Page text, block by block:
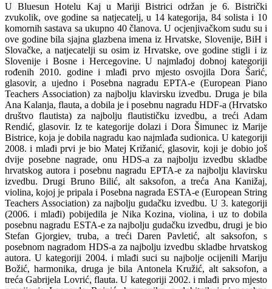
U Bluesun Hotelu Kaj u Mariji Bistrici održan je 6. Bistrički
zvukolik, ove godine sa natjecatelj, u 14 kategorija, 84 solista i 10
komornih sastava sa ukupno 40 članova. U ocjenjivačkom sudu su i
ove godine bila sjajna glazbena imena iz Hrvatske, Slovenije, BiH i
Slovačke, a natjecatelji su osim iz Hrvatske, ove godine stigli i iz
Slovenije i Bosne i Hercegovine. U najmlađoj dobnoj kategoriji
rođenih 2010. godine i mlađi prvo mjesto osvojila Dora Šarić,
glasovir, a ujedno i Posebna nagradu EPTA-e (European Piano
Teachers Association) za najbolju klavirsku izvedbu. Druga je bila
Ana Kalanja, flauta, a dobila je i posebnu nagradu HDF-a (Hrvatsko
društvo flautista) za najbolju flautističku izvedbu, a treći Adam
Rendić, glasovir. Iz te kategorije dolazi i Dora Šimunec iz Marije
Bistrice, koja je dobila nagradu kao najmlađa sudionica. U kategoriji
2008. i mlađi prvi je bio Matej Križanić, glasovir, koji je dobio još
dvije posebne nagrade, onu HDS-a za najbolju izvedbu skladbe
hrvatskog autora i posebnu nagradu EPTA-e za najbolju klavirsku
izvedbu. Drugi Bruno Bilić, alt saksofon, a treća Ana Kanižaj,
violina, kojoj je pripala i Posebna nagrada ESTA-e (European String
Teachers Association) za najbolju gudačku izvedbu. U 3. kategoriji
(2006. i mlađi) pobijedila je Nika Kozina, violina, i uz to dobila
posebnu nagradu ESTA-e za najbolju gudačku izvedbu, drugi je bio
Stefan Gjorgiev, truba, a treći Daren Pavletić, alt saksofon, s
posebnom nagradom HDS-a za najbolju izvedbu skladbe hrvatskog
autora. U kategoriji 2004. i mlađi suci su najbolje ocijenili Mariju
Božić, harmonika, druga je bila Antonela Kružić, alt saksofon, a
treća Gabrijela Lovrić, flauta. U kategoriji 2002. i mlađi prvo mjesto